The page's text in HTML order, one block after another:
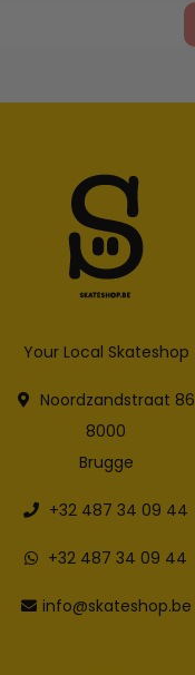
Your Local Skateshop
Noordzandstraat 86
8000
Brugge
+32 487 34 09 44
+32 487 34 09 44
info@skateshop.be